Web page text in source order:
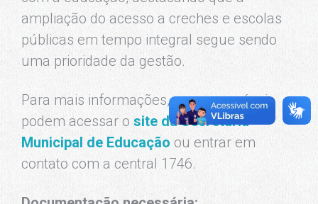
ampliação do acesso a creches e escolas
públicas em tempo integral segue sendo
uma prioridade da gestão.
Para mais informações, os responsáveis
podem acessar o site da Secretaria
Municipal de Educação ou entrar em
contato com a central 1746.